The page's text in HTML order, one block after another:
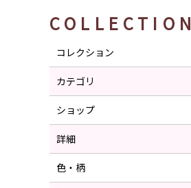
COLLECTION
コレクション
カテゴリ
ショップ
詳細
色・柄